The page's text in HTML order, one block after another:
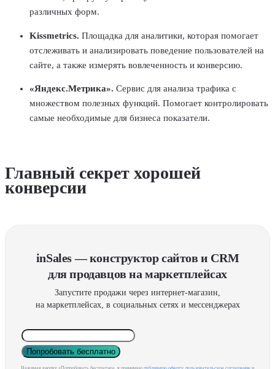
различных форм.
Kissmetrics. Площадка для аналитики, которая помогает
отслеживать и анализировать поведение пользователей на
сайте, а также измерять вовлеченность и конверсию.
«Яндекс.Метрика». Сервис для анализа трафика с
множеством полезных функций. Помогает контролировать
самые необходимые для бизнеса показатели.
Главный секрет хорошей
конверсии
inSales — конструктор сайтов и CRM
для продавцов на маркетплейсах
Запустите продажи через интернет-магазин,
на маркетплейсах, в социальных сетях и мессенджерах
Попробовать бесплатно
Нажимая кнопку «Попробовать бесплатно», я принимаю публичную оферту, пользовательское соглашение и